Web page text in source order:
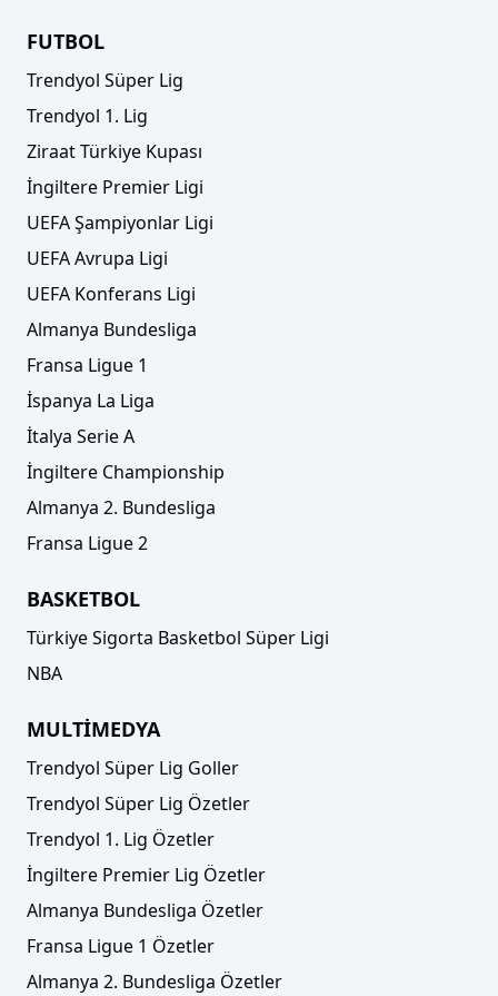
FUTBOL
Trendyol Süper Lig
Trendyol 1. Lig
Ziraat Türkiye Kupası
İngiltere Premier Ligi
UEFA Şampiyonlar Ligi
UEFA Avrupa Ligi
UEFA Konferans Ligi
Almanya Bundesliga
Fransa Ligue 1
İspanya La Liga
İtalya Serie A
İngiltere Championship
Almanya 2. Bundesliga
Fransa Ligue 2
BASKETBOL
Türkiye Sigorta Basketbol Süper Ligi
NBA
MULTİMEDYA
Trendyol Süper Lig Goller
Trendyol Süper Lig Özetler
Trendyol 1. Lig Özetler
İngiltere Premier Lig Özetler
Almanya Bundesliga Özetler
Fransa Ligue 1 Özetler
Almanya 2. Bundesliga Özetler